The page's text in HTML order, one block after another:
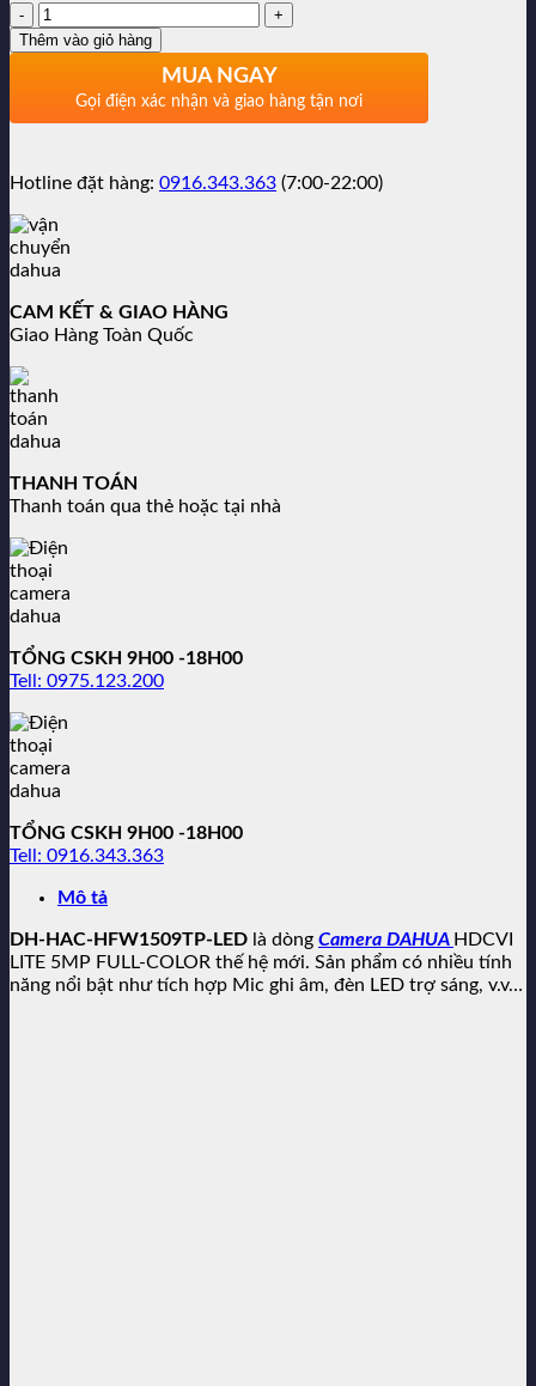
Số
lượng:
Thêm vào giỏ hàng
MUA NGAY
Gọi điện xác nhận và giao hàng tận nơi
Hotline đặt hàng: 0916.343.363 (7:00-22:00)
CAM KẾT & GIAO HÀNG
Giao Hàng Toàn Quốc
THANH TOÁN
Thanh toán qua thẻ hoặc tại nhà
TỔNG CSKH 9H00 -18H00
Tell: 0975.123.200
TỔNG CSKH 9H00 -18H00
Tell: 0916.343.363
Mô tả
DH-HAC-HFW1509TP-LED là dòng Camera DAHUA HDCVI
LITE 5MP FULL-COLOR thế hệ mới. Sản phẩm có nhiều tính
năng nổi bật như tích hợp Mic ghi âm, đèn LED trợ sáng, v.v…